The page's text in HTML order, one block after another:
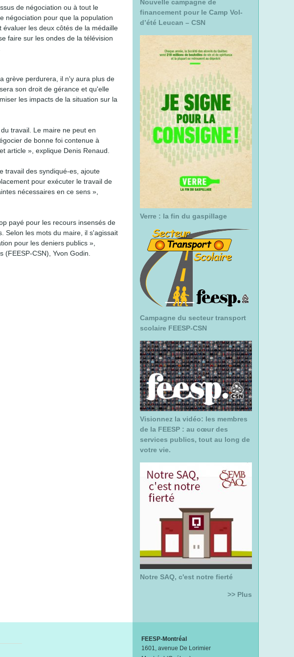
r
c
h
de négociation ou à tout le
négociation pour que la population
les deux côtés de la médaille
faire sur les ondes de la télévision
grève perdurera, il n'y aura plus de
son droit de gérance et qu'elle
les impacts de la situation sur la
travail. Le maire ne peut en
de bonne foi contenue à
article », explique Denis Renaud.
travail des syndiqué-es, ajoute
pour exécuter le travail de
nécessaires en ce sens »,
payé pour les recours insensés de
Selon les mots du maire, il s'agissait
pour les deniers publics »,
CSN), Yvon Godin.
Nouvelle campagne de
financement pour le Camp Vol-
d’été Leucan – CSN
Verre : la fin du gaspillage
Campagne du secteur transport
scolaire FEESP-CSN
Visionnez la vidéo: les membres
de la FEESP : au cœur des
services publics, tout au long de
votre vie.
Notre SAQ, c'est notre fierté
>> Plus
FEESP-Montréal
1601, avenue De Lorimier